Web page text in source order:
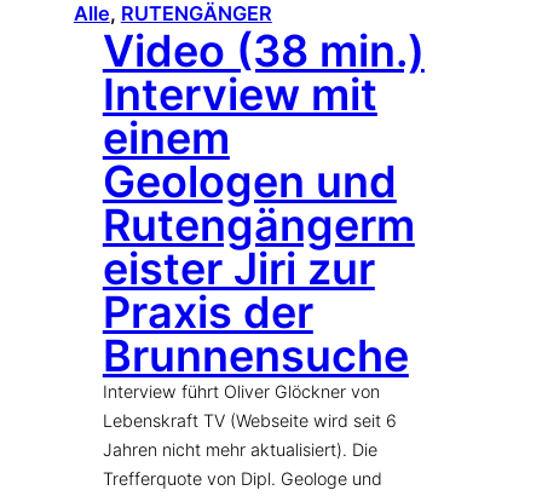
Alle, RUTENGÄNGER
Video (38 min.)
Interview mit
einem
Geologen und
Rutengängerm
eister Jiri zur
Praxis der
Brunnensuche
Interview führt Oliver Glöckner von
Lebenskraft TV (Webseite wird seit 6
Jahren nicht mehr aktualisiert). Die
Trefferquote von Dipl. Geologe und